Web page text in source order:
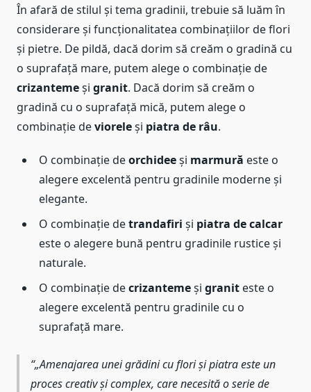
În afară de stilul și tema gradinii, trebuie să luăm în
considerare și funcționalitatea combinațiilor de flori
și pietre. De pildă, dacă dorim să creăm o gradină cu
o suprafață mare, putem alege o combinație de
crizantemeși granit. Dacă dorim să creăm o
gradină cu o suprafață mică, putem alege o
combinație devioreleși piatra de râu.
O combinație deorchideeși marmură este o
alegere excelentă pentru gradinile moderne și
elegante.
O combinație detrandafiri și piatra de calcar
este o alegere bună pentru gradinile rustice și
naturale.
O combinație decrizantemeși granit este o
alegere excelentă pentru gradinile cu o
suprafață mare.
„Amenajarea unei grădini cu flori și piatra este un
proces creativ și complex, care necesită o serie de